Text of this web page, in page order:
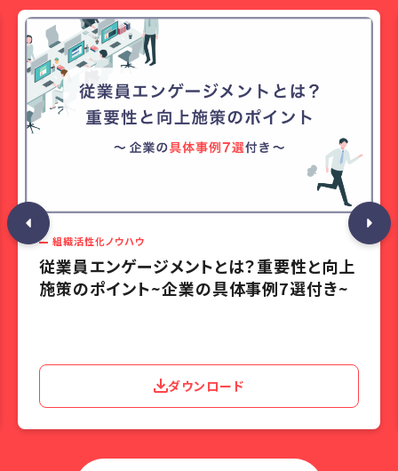
組織活性化ノウハウ
従業員エンゲージメントとは？重要性と向上
施策のポイント~企業の具体事例7選付き~
ダウンロード